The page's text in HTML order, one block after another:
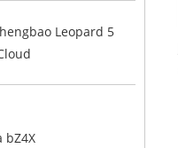
Leopard 5
bZ4X